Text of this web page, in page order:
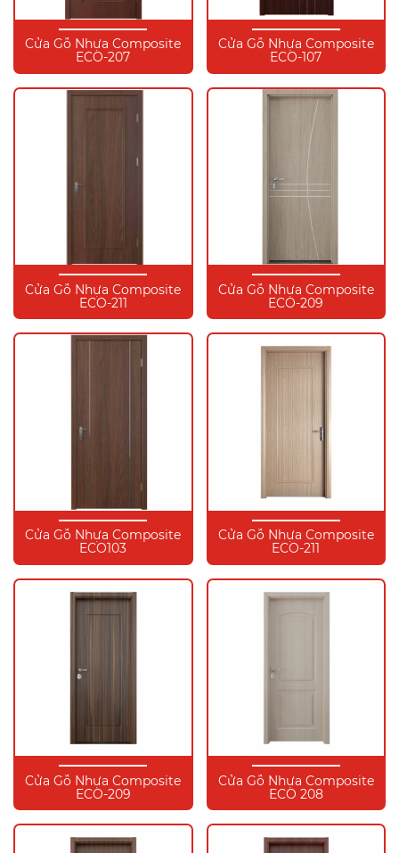
Cửa Gỗ Nhựa Composite
ECO-207
Cửa Gỗ Nhựa Composite
ECO-107
Cửa Gỗ Nhựa Composite
ECO-211
Cửa Gỗ Nhựa Composite
ECO-209
Cửa Gỗ Nhựa Composite
ECO103
Cửa Gỗ Nhựa Composite
ECO-211
Cửa Gỗ Nhựa Composite
ECO-209
Cửa Gỗ Nhựa Composite
ECO 208